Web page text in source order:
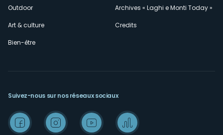
Outdoor
Art & culture
Bien-être
Archives « Laghi e Monti Today »
Credits
Suivez-nous sur nos réseaux sociaux